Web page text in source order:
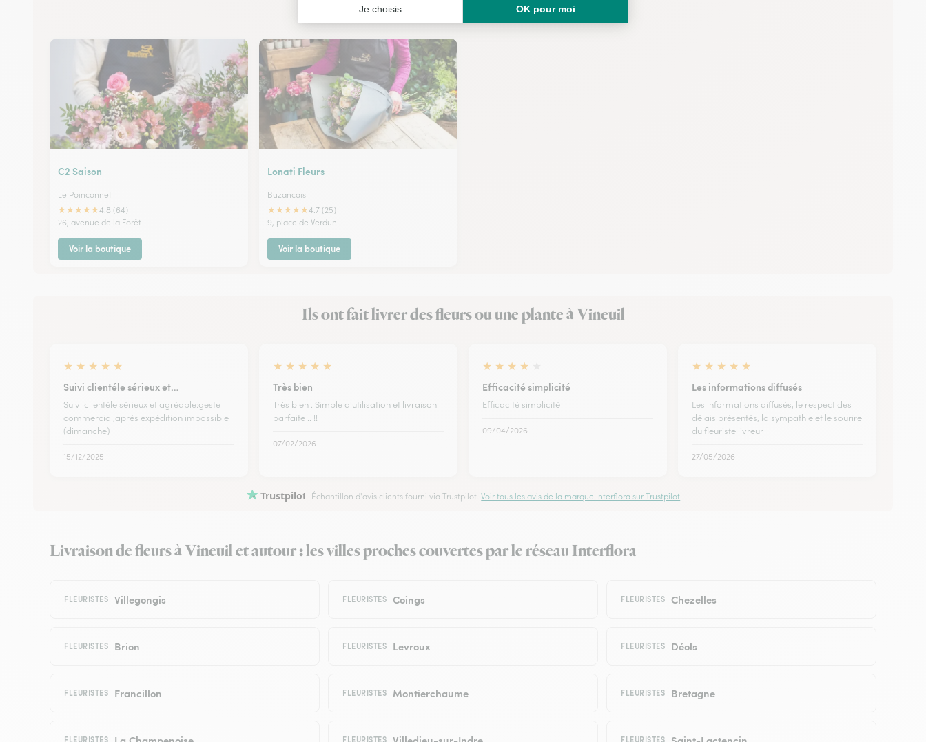
Nos fleuristes à Vineuil
C2 Saison
Le Poinconnet
★★★★★4.8 (64)
26, avenue de la Forêt
Voir la boutique
Lonati Fleurs
Buzancais
★★★★★4.7 (25)
9, place de Verdun
Voir la boutique
Ils ont fait livrer des fleurs ou une plante à Vineuil
★ ★ ★ ★ ★
Suivi clientéle sérieux et…
Suivi clientéle sérieux et agréable:geste
commercial,aprés expédition impossible
(dimanche)
15/12/2025
★ ★ ★ ★ ★
Très bien
Très bien . Simple d'utilisation et livraison
parfaite .. !!
07/02/2026
★ ★ ★ ★
Efficacité simplicité
Efficacité simplicité
09/04/2026
★ ★ ★ ★ ★
Les informations diffusés
Les informations diffusés, le respect des
délais présentés, la sympathie et le sourire
du fleuriste livreur
27/05/2026
Trustpilot Échantillon d'avis clients fourni via Trustpilot.Voir tous les avis de la marque Interflora sur Trustpilot
Livraison de fleurs à Vineuil et autour : les villes proches couvertes par le réseau Interflora
FLEURISTES Villegongis FLEURISTES Coings FLEURISTES Chezelles
FLEURISTES Brion FLEURISTES Levroux FLEURISTES Déols
FLEURISTES Francillon FLEURISTES Montierchaume FLEURISTES Bretagne
FLEURISTES FLEURISTES FLEURISTES